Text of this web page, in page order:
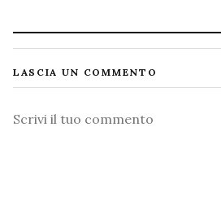
LASCIA UN COMMENTO
Commento